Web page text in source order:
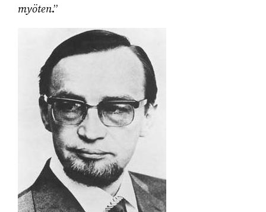
myöten.”